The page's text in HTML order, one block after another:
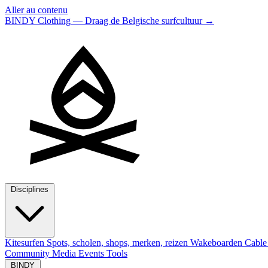
Aller au contenu
BINDY Clothing — Draag de Belgische surfcultuur →
Kitesurfen Spots, scholen, shops, merken, reizen Wakeboarden
Community Media Events Tools